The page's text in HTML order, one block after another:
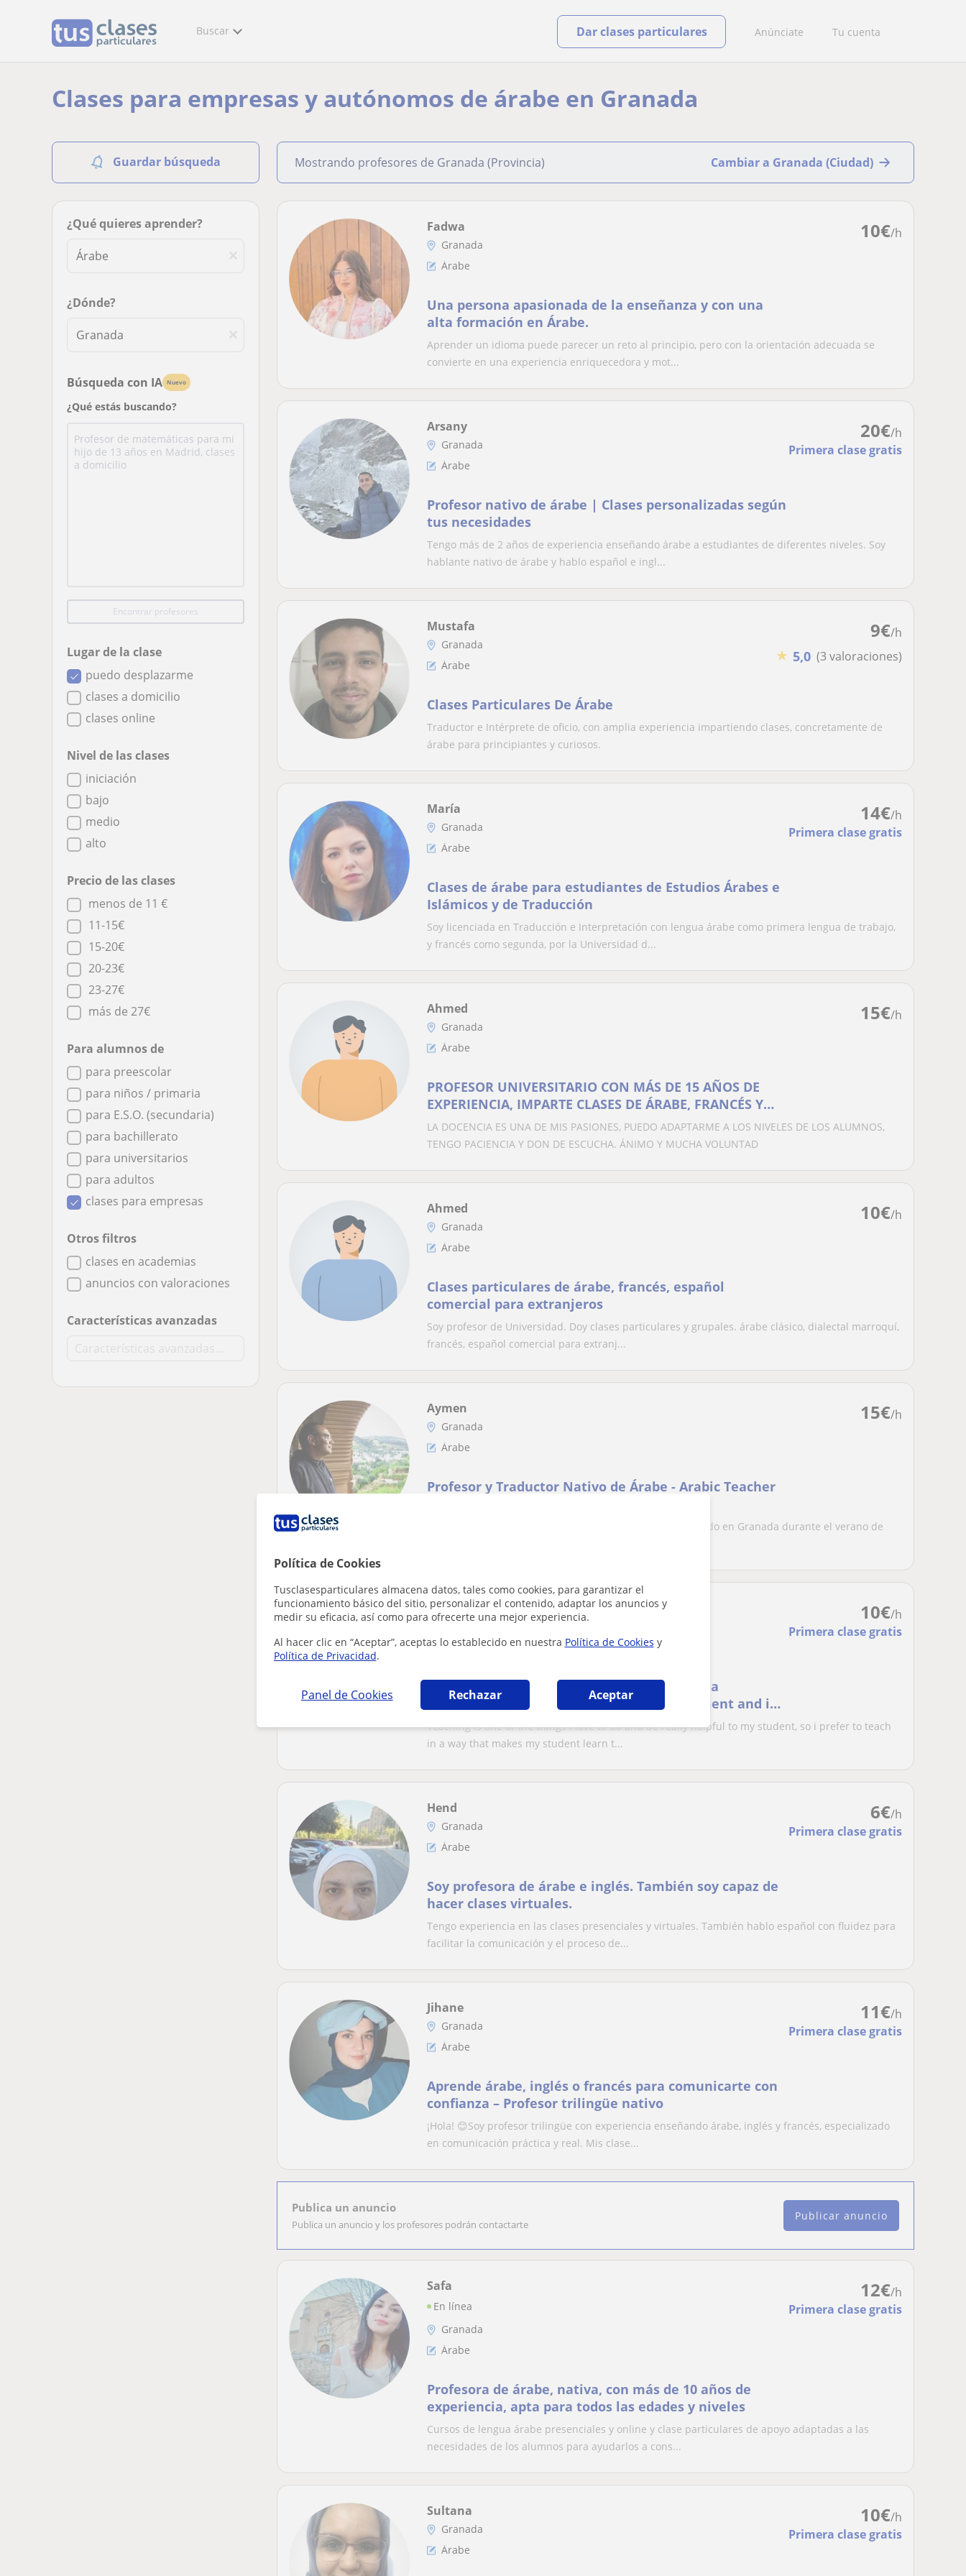
Política de Cookies
Tusclasesparticulares almacena datos, tales como cookies, para garantizar el
funcionamiento básico del sitio, personalizar el contenido, adaptar los anuncios y
medir su eficacia, así como para ofrecerte una mejor experiencia.
Al hacer clic en “Aceptar”, aceptas lo establecido en nuestra Política de Cookies y
Política de Privacidad.
Panel de Cookies Rechazar Aceptar
Buscar Anúnciate Tu cuenta
Dar clases particulares
Clases para empresas y autónomos de árabe en Granada
Guardar búsqueda
¿Qué quieres aprender?
¿Dónde?
Búsqueda con IA Nuevo
¿Qué estás buscando?
Encontrar profesores
Lugar de la clase
puedo desplazarme
clases a domicilio
clases online
Nivel de las clases
iniciación
bajo
medio
alto
Precio de las clases
menos de 11 €
11-15€
15-20€
20-23€
23-27€
más de 27€
Para alumnos de
para preescolar
para niños / primaria
para E.S.O. (secundaria)
para bachillerato
para universitarios
para adultos
clases para empresas
Otros filtros
clases en academias
anuncios con valoraciones
Características avanzadas
Mostrando profesores de Granada (Provincia) Cambiar a Granada (Ciudad)
10€/h
Fadwa
Granada
Árabe
Una persona apasionada de la enseñanza y con una
alta formación en Árabe.
Aprender un idioma puede parecer un reto al principio, pero con la orientación adecuada se
convierte en una experiencia enriquecedora y mot...
20€/h
Primera clase gratis
Arsany
Granada
Árabe
Profesor nativo de árabe | Clases personalizadas según
tus necesidades
Tengo más de 2 años de experiencia enseñando árabe a estudiantes de diferentes niveles. Soy
hablante nativo de árabe y hablo español e ingl...
9€/h
★ 5,0 (3 valoraciones)
Mustafa
Granada
Árabe
Clases Particulares De Árabe
Traductor e Intérprete de oficio, con amplia experiencia impartiendo clases, concretamente de
árabe para principiantes y curiosos.
14€/h
Primera clase gratis
María
Granada
Árabe
Clases de árabe para estudiantes de Estudios Árabes e
Islámicos y de Traducción
Soy licenciada en Traducción e Interpretación con lengua árabe como primera lengua de trabajo,
y francés como segunda, por la Universidad d...
15€/h
Ahmed
Granada
Árabe
PROFESOR UNIVERSITARIO CON MÁS DE 15 AÑOS DE
EXPERIENCIA, IMPARTE CLASES DE ÁRABE, FRANCÉS Y
ESPÑOL PARA EXTRANJEROS
LA DOCENCIA ES UNA DE MIS PASIONES, PUEDO ADAPTARME A LOS NIVELES DE LOS ALUMNOS,
TENGO PACIENCIA Y DON DE ESCUCHA. ÁNIMO Y MUCHA VOLUNTAD
10€/h
Ahmed
Granada
Árabe
Clases particulares de árabe, francés, español
comercial para extranjeros
Soy profesor de Universidad. Doy clases particulares y grupales. árabe clásico, dialectal marroquí,
francés, español comercial para extranj...
15€/h
Aymen
Granada
Árabe
Profesor y Traductor Nativo de Árabe - Arabic Teacher
Soy un experto, profesor y traductor de árabe nativo, basado en Granada durante el verano de
10€/h
Primera clase gratis
Waleed
Árabe: Matemáticas básicas
I defin myself as passionate about creating a
supportive and inclusive learning environment and i
Teaching is one of the things i love to do and be really helpful to my student, so i prefer to teach
in a way that makes my student learn t...
6€/h
Primera clase gratis
Hend
Granada
Árabe
Soy profesora de árabe e inglés. También soy capaz de
hacer clases virtuales.
Tengo experiencia en las clases presenciales y virtuales. También hablo español con fluidez para
facilitar la comunicación y el proceso de...
11€/h
Primera clase gratis
Jihane
Granada
Árabe
Aprende árabe, inglés o francés para comunicarte con
confianza – Profesor trilingüe nativo
¡Hola! 😊Soy profesor trilingüe con experiencia enseñando árabe, inglés y francés, especializado
en comunicación práctica y real. Mis clase...
Publica un anuncio
Publica un anuncio y los profesores podrán contactarte
Publicar anuncio
12€/h
Primera clase gratis
Safa
En línea
Granada
Árabe
Profesora de árabe, nativa, con más de 10 años de
experiencia, apta para todos las edades y niveles
Cursos de lengua árabe presenciales y online y clase particulares de apoyo adaptadas a las
necesidades de los alumnos para ayudarlos a cons...
10€/h
Primera clase gratis
Sultana
Granada
Árabe